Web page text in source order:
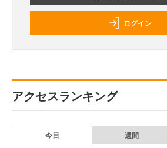
ログイン
アクセスランキング
今日 週間